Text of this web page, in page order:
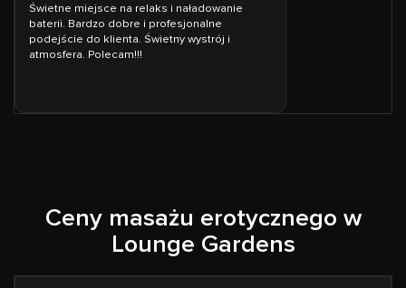
Świetne miejsce na relaks i naładowanie
baterii. Bardzo dobre i profesjonalne
podejście do klienta. Świetny wystrój i
atmosfera. Polecam!!!
Ceny masażu erotycznego w
Lounge Gardens